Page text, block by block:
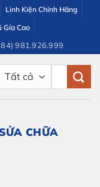
Linh Kiện Chính Hãng
Gía Cao
981.926.999
CHỮA